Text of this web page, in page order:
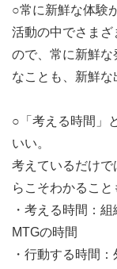
○常に新鮮な体験
活動の中でさまざ
ので、常に新鮮
なことも、新鮮な
○「考える時間」
いい。
考えているだけ
らこそわかること
・考える時間：
MTGの時間
・行動する時間